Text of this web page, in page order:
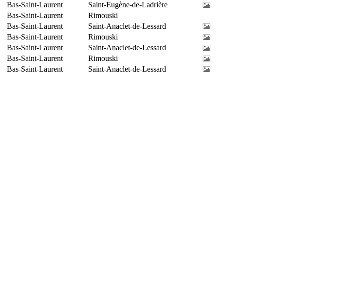
Bas-Saint-Laurent
Saint-Eugène-de-Ladrière
Bas-Saint-Laurent
Rimouski
Bas-Saint-Laurent
Saint-Anaclet-de-Lessard
Bas-Saint-Laurent
Rimouski
Bas-Saint-Laurent
Saint-Anaclet-de-Lessard
Bas-Saint-Laurent
Rimouski
Bas-Saint-Laurent Saint-Anaclet-de-Lessard